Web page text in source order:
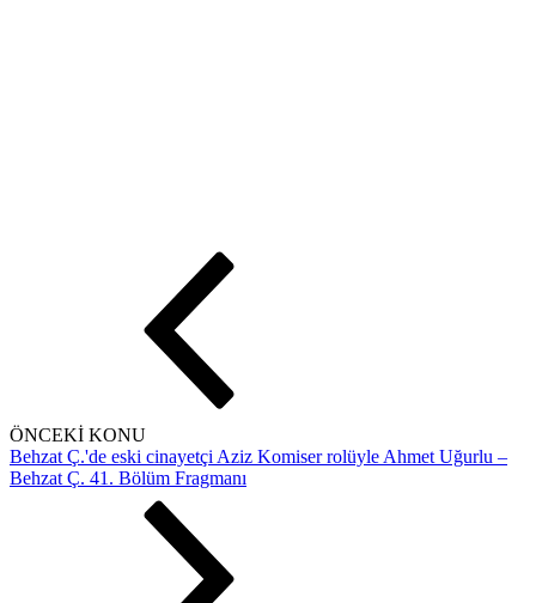
ÖNCEKİ KONU
Behzat Ç.'de eski cinayetçi Aziz Komiser rolüyle Ahmet Uğurlu –
Behzat Ç. 41. Bölüm Fragmanı